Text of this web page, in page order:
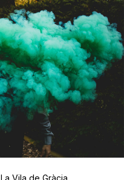
La Vila de Gràcia